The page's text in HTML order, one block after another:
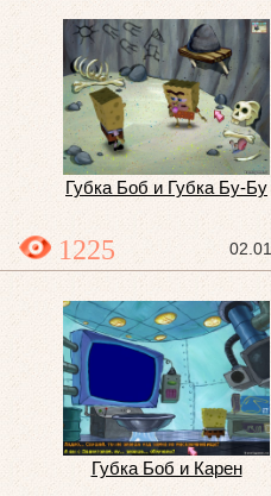
Губка Боб и Губка Бу-Бу
1225
Губка Боб и Карен